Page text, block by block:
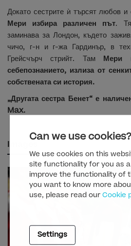
Can we use cookies?
We use cookies on this
site functionality for you as
improve the functionality of
you want to know more
use, please read our Cookie
Settings
Докато сестрите ѝ търсят любов и
Мери избира различен път.
заминава за Лондон, където
чичо, г-н и г-жа Гардинър, в
Грейсчърч стрийт. Там Мери
себепознанието, излиза от
собствената си история.
„Другата сестра Бенет“ е
Max.